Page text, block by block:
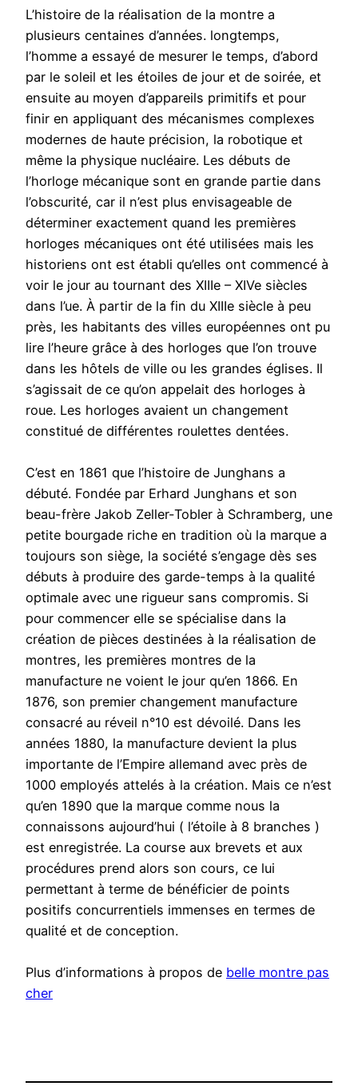
L’histoire de la réalisation de la montre a
plusieurs centaines d’années. longtemps,
l’homme a essayé de mesurer le temps, d’abord
par le soleil et les étoiles de jour et de soirée, et
ensuite au moyen d’appareils primitifs et pour
finir en appliquant des mécanismes complexes
modernes de haute précision, la robotique et
même la physique nucléaire. Les débuts de
l’horloge mécanique sont en grande partie dans
l’obscurité, car il n’est plus envisageable de
déterminer exactement quand les premières
horloges mécaniques ont été utilisées mais les
historiens ont est établi qu’elles ont commencé à
voir le jour au tournant des XIIIe – XIVe siècles
dans l’ue. À partir de la fin du XIIIe siècle à peu
près, les habitants des villes européennes ont pu
lire l’heure grâce à des horloges que l’on trouve
dans les hôtels de ville ou les grandes églises. Il
s’agissait de ce qu’on appelait des horloges à
roue. Les horloges avaient un changement
constitué de différentes roulettes dentées.
C’est en 1861 que l’histoire de Junghans a
débuté. Fondée par Erhard Junghans et son
beau-frère Jakob Zeller-Tobler à Schramberg, une
petite bourgade riche en tradition où la marque a
toujours son siège, la société s’engage dès ses
débuts à produire des garde-temps à la qualité
optimale avec une rigueur sans compromis. Si
pour commencer elle se spécialise dans la
création de pièces destinées à la réalisation de
montres, les premières montres de la
manufacture ne voient le jour qu’en 1866. En
1876, son premier changement manufacture
consacré au réveil n°10 est dévoilé. Dans les
années 1880, la manufacture devient la plus
importante de l’Empire allemand avec près de
1000 employés attelés à la création. Mais ce n’est
qu’en 1890 que la marque comme nous la
connaissons aujourd’hui ( l’étoile à 8 branches )
est enregistrée. La course aux brevets et aux
procédures prend alors son cours, ce lui
permettant à terme de bénéficier de points
positifs concurrentiels immenses en termes de
qualité et de conception.
Plus d’informations à propos de belle montre pas
cher